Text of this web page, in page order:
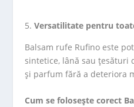
Versatilitate pentru
Balsam rufe Rufino este
sintetice, lână sau țesături
și parfum fără a deteriora
Cum se folosește corect